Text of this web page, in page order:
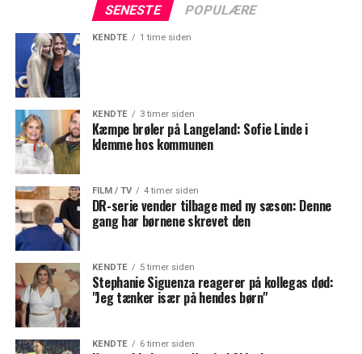
SENESTE POPULÆRE
KENDTE 1 time siden
KENDTE 3 timer siden
Kæmpe brøler på Langeland: Sofie Linde i
klemme hos kommunen
FILM / TV 4 timer siden
DR-serie vender tilbage med ny sæson: Denne
gang har børnene skrevet den
KENDTE 5 timer siden
Stephanie Siguenza reagerer på kollegas død:
"Jeg tænker især på hendes børn"
KENDTE 6 timer siden